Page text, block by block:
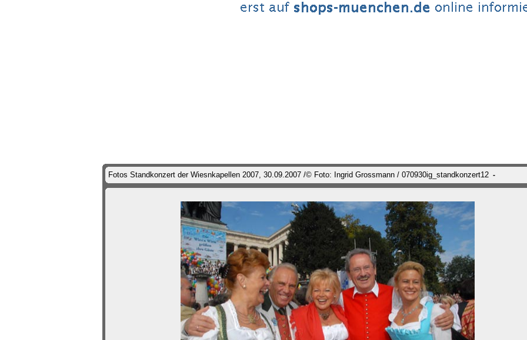
Fotos Standkonzert der Wiesnkapellen 2007, 30.09.2007 /© Foto: Ingrid Grossmann / 070930ig_standkonzert12 -